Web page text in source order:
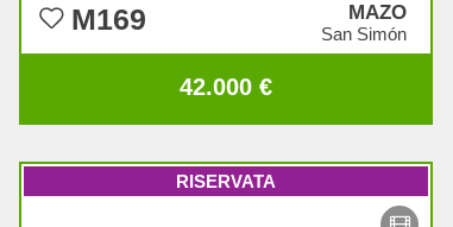
M169 MAZO
San Simón
42.000 €
RISERVATA